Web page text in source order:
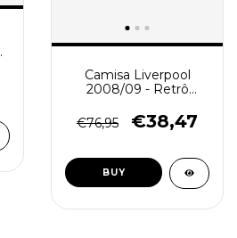
Camisa Liverpool
2008/09 - Retrô
Verde
€76,95 €38,47
BUY